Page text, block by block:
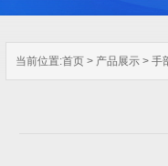
当前位置:首页 > 产品展示 > 手